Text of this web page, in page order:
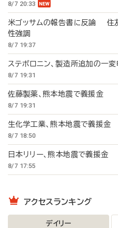
8/7 20:33
米ゴッサムの報告書に反論 住
性強調
8/7 19:37
ステボロニン、製造所追加の一
8/7 19:31
佐藤製薬、熊本地震で義援金
8/7 19:31
生化学工業、熊本地震で義援金
8/7 18:50
日本リリー、熊本地震で義援金
8/7 17:55
アクセスランキング
デイリー